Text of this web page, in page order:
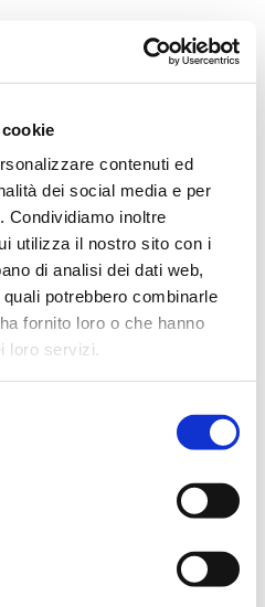
contenuti ed
dei social media e per
Condividiamo inoltre
utilizza il nostro sito con i
di analisi dei dati web,
potrebbero combinarle
fornito loro o che hanno
loro servizi.